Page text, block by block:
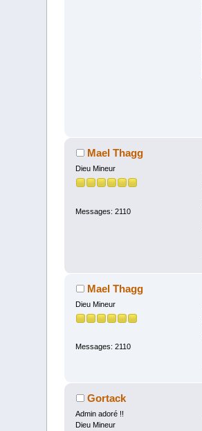
Mael Thagg
Dieu Mineur
Messages: 2110
Mael Thagg
Dieu Mineur
Messages: 2110
Gortack
Admin adoré !!
Dieu Mineur